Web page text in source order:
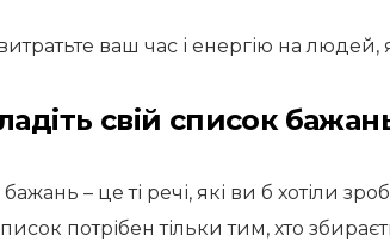
ваш час і енергію на людей,
свій список
– це ті речі, які ви б хотіли
потрібен тільки тим, хто